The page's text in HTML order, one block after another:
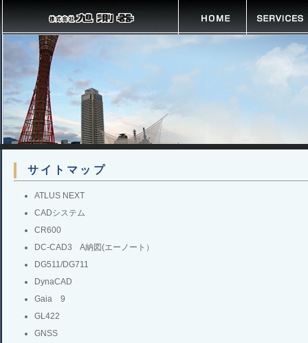
サイトマップ
ATLUS NEXT
CADシステム
CR600
DC-CAD3 A納図(エーノート）
DG511/DG711
DynaCAD
Gaia 9
GL422
GNSS